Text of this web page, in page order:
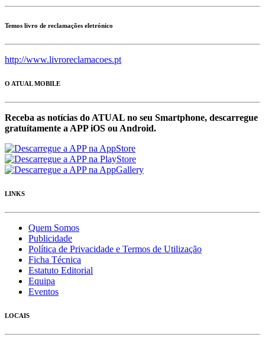
Temos livro de reclamações eletrónico
http://www.livroreclamacoes.pt
O ATUAL MOBILE
Receba as notícias do ATUAL no seu Smartphone, descarregue
gratuítamente a APP iOS ou Android.
LINKS
Quem Somos
Publicidade
Política de Privacidade e Termos de Utilização
Ficha Técnica
Estatuto Editorial
Equipa
Eventos
LOCAIS